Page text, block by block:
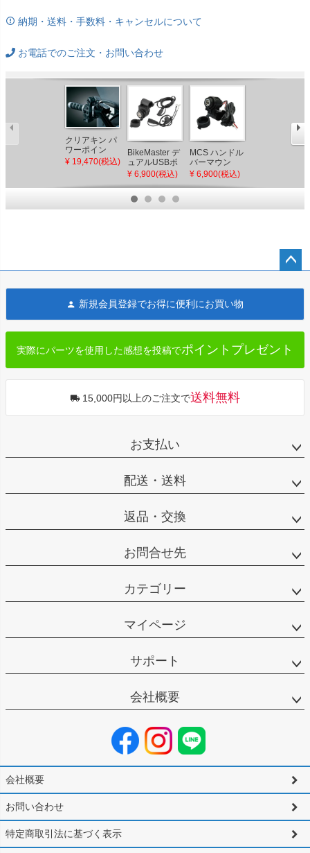
納期・送料・手数料・キャンセルについて
お電話でのご注文・お問い合わせ
クリアキン パ
ワーポイン
ト クラッチ/
¥ 19,470(税込)
BikeMaster デ
ュアルUSBポ
ート・プラグ
¥ 6,900(税込)
MCS ハンドル
バーマウン
ト・USBチャ
¥ 6,900(税込)
へ
新規会員登録でお得に便利にお買い物
実際にパーツを使用した感想を投稿でポイントプレゼント
15,000円以上のご注文で送料無料
お支払い
配送・送料
返品・交換
お問合せ先
カテゴリー
マイページ
サポート
会社概要
会社概要
お問い合わせ
特定商取引法に基づく表示